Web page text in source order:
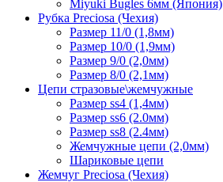
Miyuki Bugles 6мм (Япония)
Рубка Preciosa (Чехия)
Размер 11/0 (1,8мм)
Размер 10/0 (1,9мм)
Размер 9/0 (2,0мм)
Размер 8/0 (2,1мм)
Цепи стразовые\жемчужные
Размер ss4 (1,4мм)
Размер ss6 (2.0мм)
Размер ss8 (2.4мм)
Жемчужные цепи (2,0мм)
Шариковые цепи
Жемчуг Preciosa (Чехия)